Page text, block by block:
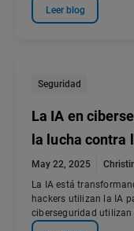
Leer blog
Seguridad
La IA en
la lucha contra
May 22, 2025
La IA está
hackers utilizan la IA
ciberseguridad utilizan